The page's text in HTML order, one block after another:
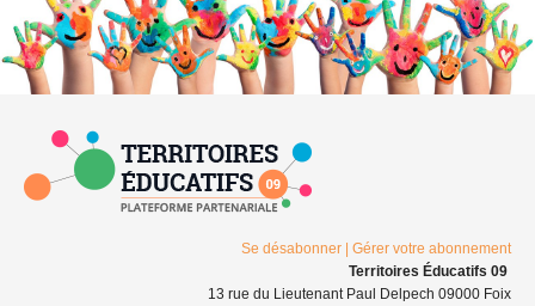
Se désabonner
Gérer votre abonnement
Territoires Éducatifs 09
13 rue du Lieutenant Paul Delpech 09000 Foix